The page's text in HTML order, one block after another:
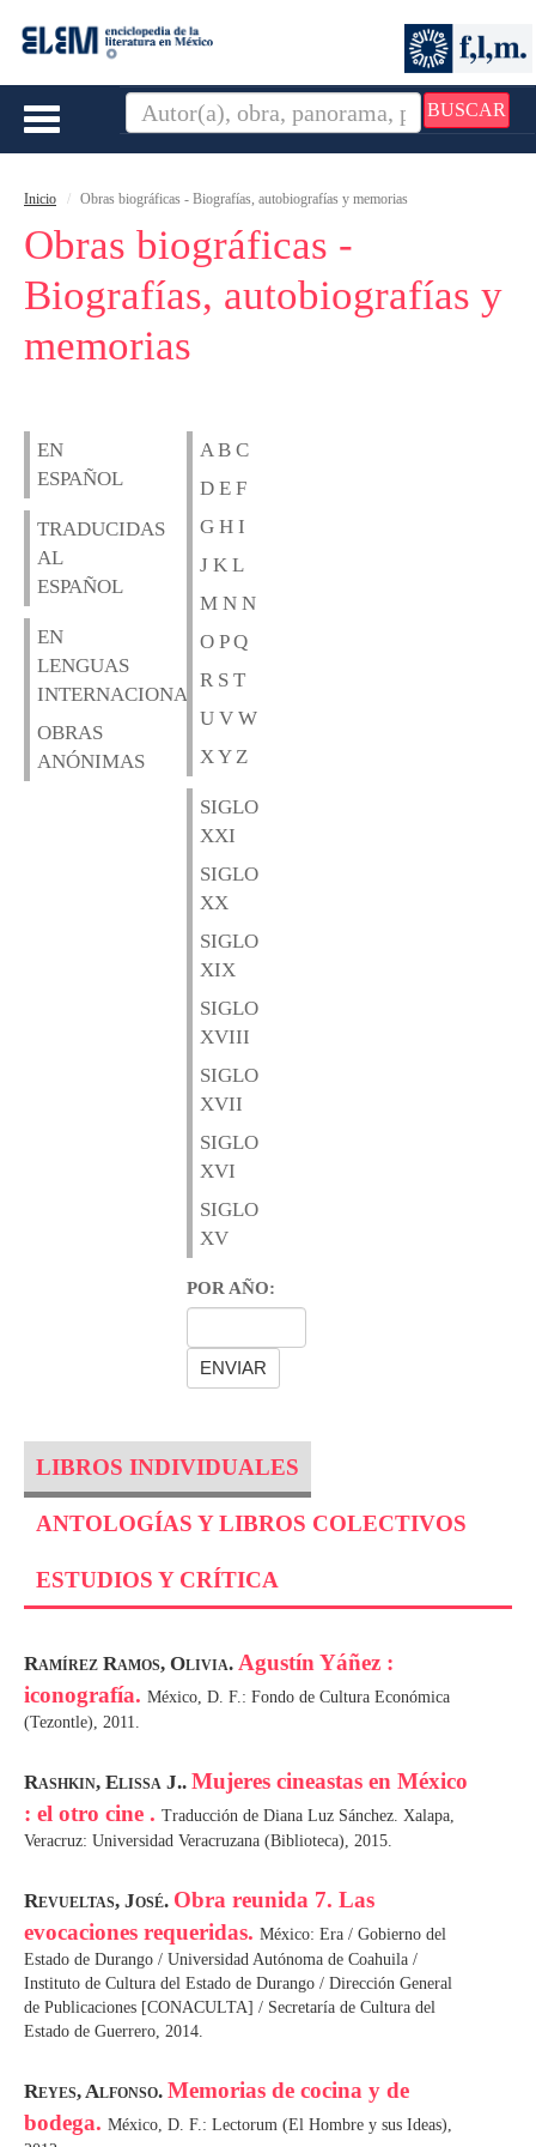
BUSCAR
Toggle
Inicio Obras biográficas - Biografías, autobiografías y memorias
Obras biográficas -
Biografías, autobiografías y
memorias
EN
ESPAÑOL
TRADUCIDAS
AL
ESPAÑOL
EN
LENGUAS
INTERNACIONALES
OBRAS
ANÓNIMAS
A B C
D E F
G H I
J K L
M N N
O P Q
R S T
U V W
X Y Z
SIGLO
XXI
SIGLO
XX
SIGLO
XIX
SIGLO
XVIII
SIGLO
XVII
SIGLO
XVI
SIGLO
XV
POR AÑO:
LIBROS INDIVIDUALES
ANTOLOGÍAS Y LIBROS COLECTIVOS
ESTUDIOS Y CRÍTICA
Ramírez Ramos, Olivia. Agustín Yáñez :
iconografía. México, D. F.: Fondo de Cultura Económica
(Tezontle), 2011.
Rashkin, Elissa J.. Mujeres cineastas en México
: el otro cine . Traducción de Diana Luz Sánchez. Xalapa,
Veracruz: Universidad Veracruzana (Biblioteca), 2015.
Revueltas, José. Obra reunida 7. Las
evocaciones requeridas. México: Era / Gobierno del
Estado de Durango / Universidad Autónoma de Coahuila /
Instituto de Cultura del Estado de Durango / Dirección General
de Publicaciones [CONACULTA] / Secretaría de Cultura del
Estado de Guerrero, 2014.
Reyes, Alfonso. Memorias de cocina y de
bodega. México, D. F.: Lectorum (El Hombre y sus Ideas),